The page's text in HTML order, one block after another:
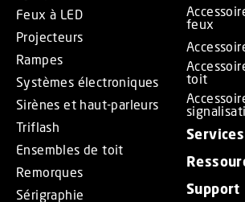
Feux à LED
Projecteurs
Rampes
Systèmes électroniques
Sirènes et haut-parleurs
Triflash
Ensembles de toit
Remorques
Sérigraphie
feux
toit
Services
Support